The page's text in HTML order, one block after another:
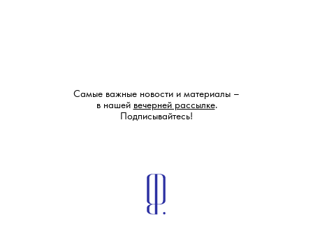
Самые важные новости и материалы –
в нашей вечерней рассылке.
Подписывайтесь!